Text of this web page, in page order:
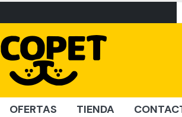
OFERTAS TIENDA